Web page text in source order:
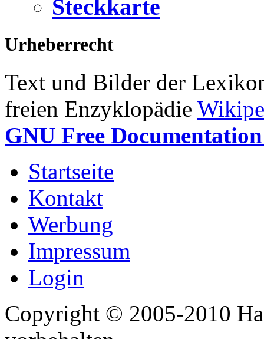
Steckkarte
Urheberrecht
Text und Bilder der
freien Enzyklopädie
GNU Free
Startseite
Kontakt
Werbung
Impressum
Login
Copyright © 2005-2010